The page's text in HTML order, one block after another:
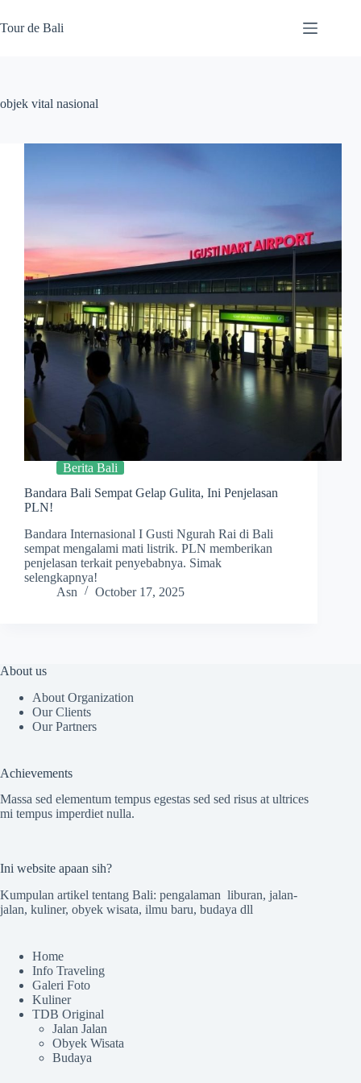
to
content
Tour de Bali
objek vital nasional
Berita Bali
Bandara Bali Sempat Gelap Gulita, Ini Penjelasan
PLN!
Bandara Internasional I Gusti Ngurah Rai di Bali
sempat mengalami mati listrik. PLN memberikan
penjelasan terkait penyebabnya. Simak
selengkapnya!
Asn
October 17, 2025
About us
About Organization
Our Clients
Our Partners
Achievements
Massa sed elementum tempus egestas sed sed risus at ultrices
mi tempus imperdiet nulla.
Ini website apaan sih?
Kumpulan artikel tentang Bali: pengalaman liburan, jalan-
jalan, kuliner, obyek wisata, ilmu baru, budaya dll
Home
Info Traveling
Galeri Foto
Kuliner
TDB Original
Jalan Jalan
Obyek Wisata
Budaya